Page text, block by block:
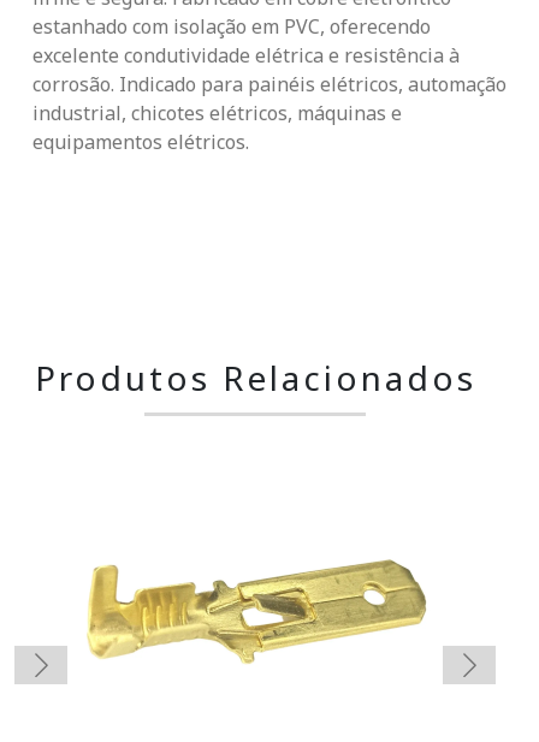
estanhado com isolação em PVC, oferecendo
excelente condutividade elétrica e resistência à
corrosão. Indicado para painéis elétricos, automação
industrial, chicotes elétricos, máquinas e
equipamentos elétricos.
Produtos Relacionados